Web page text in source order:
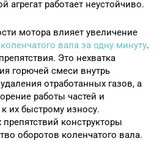
агрегат работает неустойчиво.
мотора влияет увеличение
коленчатого вала за одну минуту.
Это нехватка
горючей смеси внутрь
отработанных газов, а
работы частей и
их быстрому износу.
конструкторы
оборотов коленчатого вала.